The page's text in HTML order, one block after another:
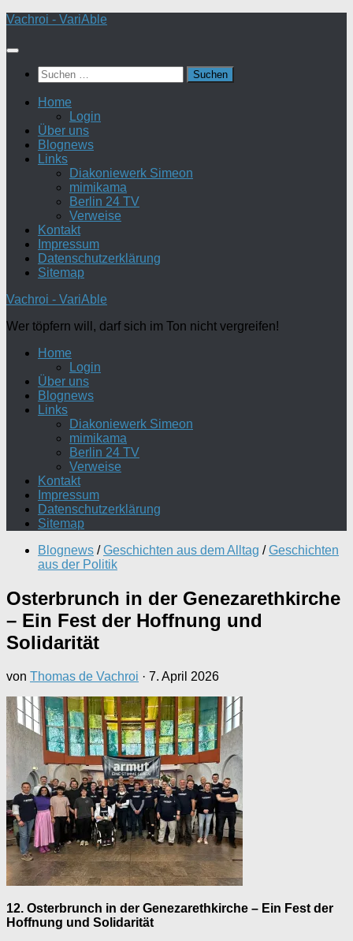
Zum
springen
Vachroi - VariAble
Suchen
nach:
Home
Login
Über uns
Blognews
Links
Diakoniewerk Simeon
mimikama
Berlin 24 TV
Verweise
Kontakt
Impressum
Datenschutzerklärung
Sitemap
Vachroi - VariAble
Wer töpfern will, darf sich im Ton nicht vergreifen!
Home
Login
Über uns
Blognews
Links
Diakoniewerk Simeon
mimikama
Berlin 24 TV
Verweise
Kontakt
Impressum
Datenschutzerklärung
Sitemap
Blognews / Geschichten aus dem Alltag / Geschichten
aus der Politik
Osterbrunch in der Genezarethkirche
– Ein Fest der Hoffnung und
Solidarität
von Thomas de Vachroi · 7. April 2026
12. Osterbrunch in der Genezarethkirche – Ein Fest der
Hoffnung und Solidarität